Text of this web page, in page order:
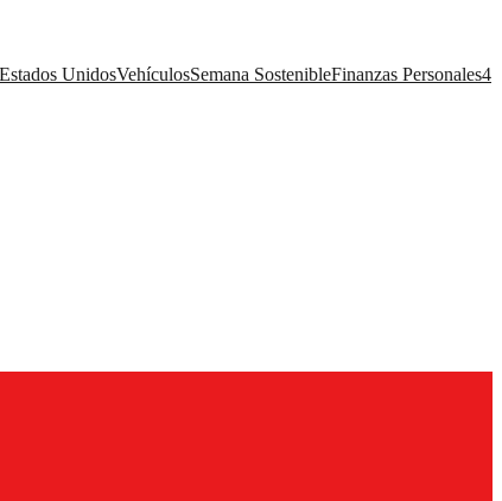
Estados UnidosVehículosSemana SostenibleFinanzas Personales4